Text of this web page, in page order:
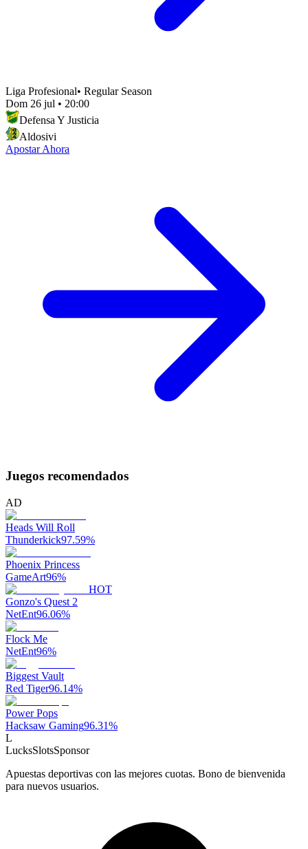
Liga Profesional• Regular Season
Dom 26 jul • 20:00
Defensa Y Justicia
Aldosivi
Apostar Ahora
Juegos recomendados
AD
Heads Will Roll
Thunderkick97.59%
Phoenix Princess
GameArt96%
HOT
Gonzo's Quest 2
NetEnt96.06%
Flock Me
NetEnt96%
Biggest Vault
Red Tiger96.14%
Power Pops
Hacksaw Gaming96.31%
L
LucksSlotsSponsor
Apuestas deportivas con las mejores cuotas. Bono de bienvenida
para nuevos usuarios.